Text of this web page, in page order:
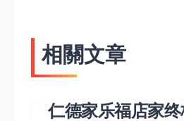
相關文章
仁德家乐福店家